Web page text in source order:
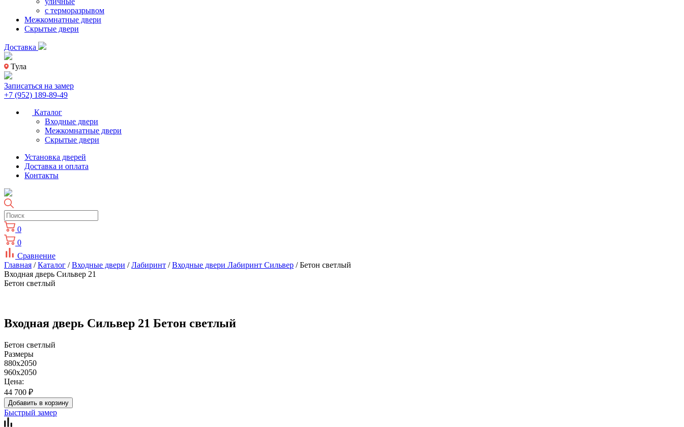
с терморазрывом
Межкомнатные двери
Скрытые двери
Доставка
Тула
Записаться на замер
+7 (952) 189-89-49
Каталог
Входные двери
Межкомнатные двери
Скрытые двери
Установка дверей
Доставка и оплата
Контакты
0
0
Сравнение
Главная /Каталог /Входные двери /Лабиринт /Входные двери Лабиринт Сильвер / Бетон светлый
Входная дверь Сильвер 21
Бетон светлый
Входная дверь Сильвер 21 Бетон светлый
Бетон светлый
Размеры
880x2050
960x2050
Цена:
44 700 ₽
Добавить в корзину
Быстрый замер